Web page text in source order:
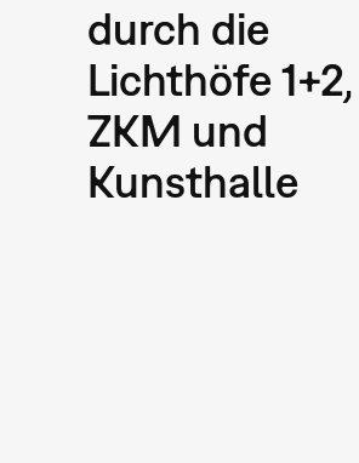
durch die
Lichthöfe 1+2,
ZKM und
Kunsthalle